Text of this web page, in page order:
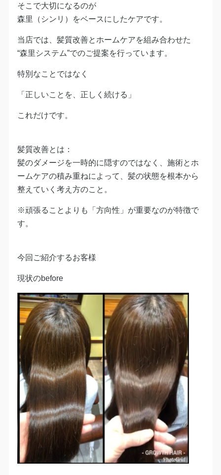
そこで大切になるのが
森里（シンリ）をベースにしたケアです。
当店では、髪質改善とホームケアを組み合わせた
“森里システム”でのご提案を行っています。
特別なことではなく
「正しいことを、正しく続ける」
これだけです。
髪質改善とは：
髪のダメージを一時的に隠すのではなく、施術とホ
ームケアの積み重ねによって、髪の状態を根本から
整えていく考え方のこと。
※頑張ることよりも「方向性」が重要なのが特徴で
す。
今回ご紹介するお客様
現状のbefore